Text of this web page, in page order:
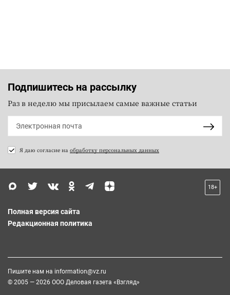
Подпишитесь на рассылку
Раз в неделю мы присылаем самые важные статьи
Я даю согласие на обработку персональных данных
18+
Полная версия сайта
Редакционная политика
Пишите нам на information@vz.ru
© 2005 — 2026 ООО Деловая газета «Взгляд»